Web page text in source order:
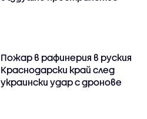
Пожар в рафинерия в руския
Краснодарски край след
украински удар с дронове